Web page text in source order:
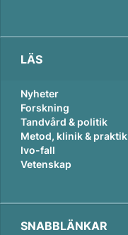
LÄS
Nyheter
Forskning
Tandvård & politik
Metod, klinik & praktik
Ivo-fall
Vetenskap
SNABBLÄNKAR